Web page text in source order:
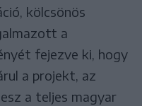
kölcsönös
a
fejezve ki, hogy
a projekt, az
a teljes magyar